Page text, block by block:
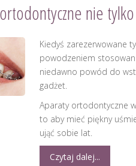
nie
Kiedyś zarezerwowane
powodzeniem
niedawno powód do
gadżet.
Aparaty ortodontyczne
to aby mieć piękny
ująć sobie lat.
Czytaj dalej...